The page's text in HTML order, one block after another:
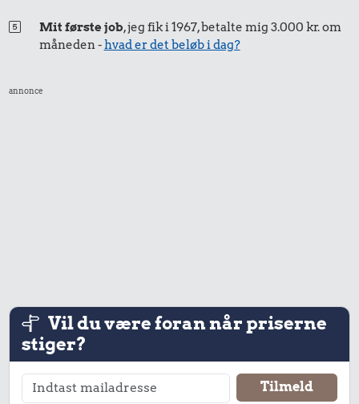
23 kr.
5,16 kr.
3,28 kr.
1/2 kg hakket
oksekød
Mit første job, jeg fik i 1967, betalte mig 3.000 kr. om
måneden -hvad er det beløb i dag?
annonce
Vil du være foran når priserne
stiger?